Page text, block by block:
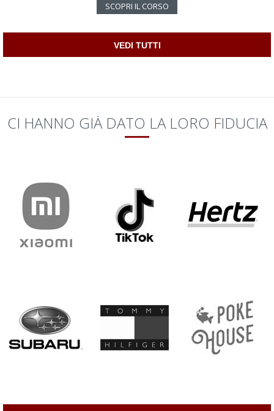
SCOPRI IL CORSO
VEDI TUTTI
CI HANNO GIÀ DATO LA LORO FIDUCIA